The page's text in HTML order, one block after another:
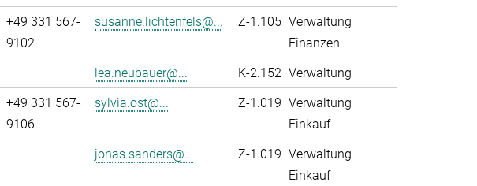
+49 331 567-
9102
susanne.lichtenfels@... Z-1.105 Verwaltung
Finanzen
lea.neubauer@... K-2.152 Verwaltung
+49 331 567-
9106
sylvia.ost@... Z-1.019 Verwaltung
Einkauf
jonas.sanders@... Z-1.019 Verwaltung
Einkauf